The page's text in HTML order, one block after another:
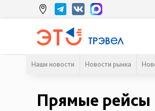
Наши новости Новости рынка
Прямые рейсы